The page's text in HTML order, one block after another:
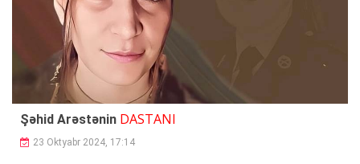
Şəhid Arəstənin DASTANI
23 Oktyabr 2024, 17:14